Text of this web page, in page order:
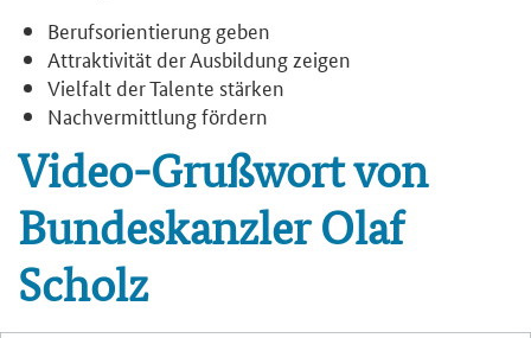
Berufsorientierung geben
Attraktivität der Ausbildung zeigen
Vielfalt der Talente stärken
Nachvermittlung fördern
Video-Grußwort von
Bundeskanzler Olaf
Scholz